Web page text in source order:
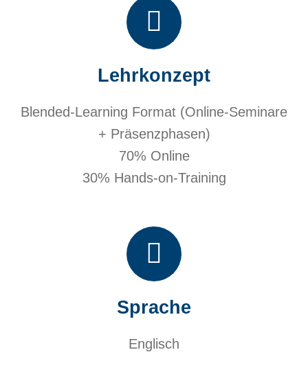
Lehrkonzept
Blended-Learning Format (Online-Seminare
+ Präsenzphasen)
70% Online
30% Hands-on-Training
Sprache
Englisch